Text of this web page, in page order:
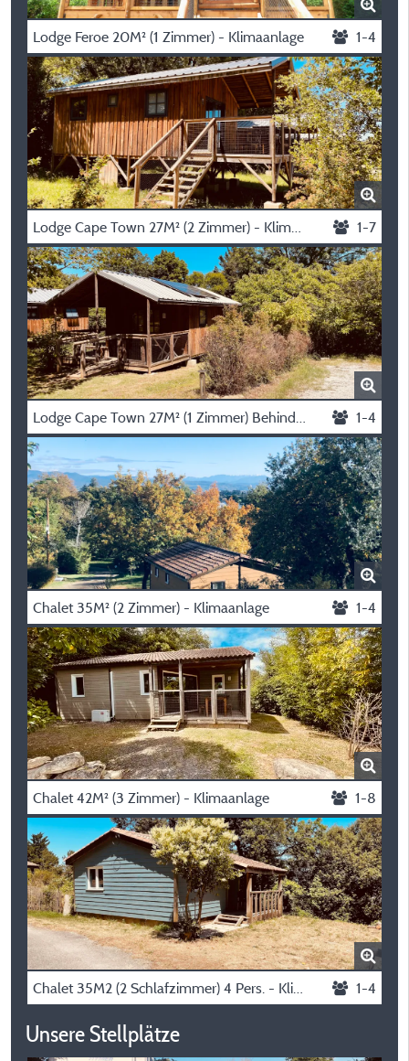
Lodge Feroe 20M² (1 Zimmer) - Klimaanlage 1-4
Lodge Cape Town 27M² (2 Zimmer) - Klimaanlage 1-7
Lodge Cape Town 27M² (1 Zimmer) Behindertengerecht - Klimaanlage 1-4
Chalet 35M² (2 Zimmer) - Klimaanlage 1-4
Chalet 42M² (3 Zimmer) - Klimaanlage 1-8
Chalet 35M2 (2 Schlafzimmer) 4 Pers. - Klimaanlage 1-4
Unsere Stellplätze